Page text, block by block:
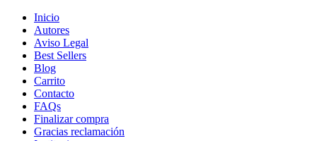
Inicio
Autores
Aviso Legal
Best Sellers
Blog
Carrito
Contacto
FAQs
Finalizar compra
Gracias reclamación